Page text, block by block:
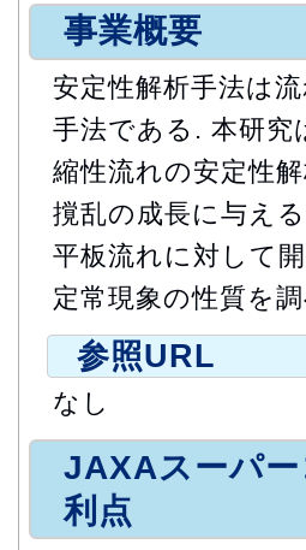
事業概要
安定性解析手法は
手法である. 本研究
縮性流れの安定性
撹乱の成長に与え
平板流れに対して
定常現象の性質を
参照URL
なし
JAXAスーパ
利点